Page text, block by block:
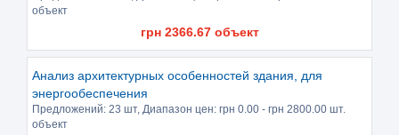
объект
грн 2366.67объект
Анализ архитектурных особенностей здания, для
энергообеспечения
Предложений: 23 шт, Диапазон цен: грн 0.00 - грн 2800.00 шт.
объект